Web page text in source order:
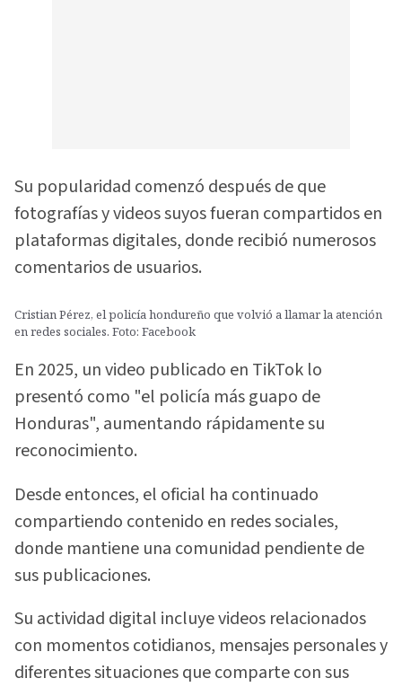
Su popularidad comenzó después de que
fotografías y videos suyos fueran compartidos en
plataformas digitales, donde recibió numerosos
comentarios de usuarios.
Cristian Pérez, el policía hondureño que volvió a llamar la atención
en redes sociales. Foto: Facebook
En 2025, un video publicado en TikTok lo
presentó como "el policía más guapo de
Honduras", aumentando rápidamente su
reconocimiento.
Desde entonces, el oficial ha continuado
compartiendo contenido en redes sociales,
donde mantiene una comunidad pendiente de
sus publicaciones.
Su actividad digital incluye videos relacionados
con momentos cotidianos, mensajes personales y
diferentes situaciones que comparte con sus